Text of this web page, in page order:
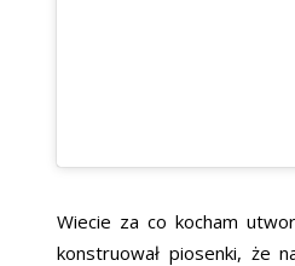
Wiecie za co kocham
konstruował piosenki, że